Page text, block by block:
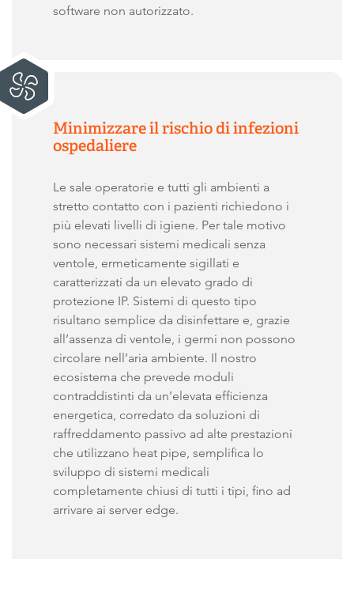
software non autorizzato.
Minimizzare il rischio di infezioni
ospedaliere
Le sale operatorie e tutti gli ambienti a
stretto contatto con i pazienti richiedono i
più elevati livelli di igiene. Per tale motivo
sono necessari sistemi medicali senza
ventole, ermeticamente sigillati e
caratterizzati da un elevato grado di
protezione IP. Sistemi di questo tipo
risultano semplice da disinfettare e, grazie
all’assenza di ventole, i germi non possono
circolare nell’aria ambiente. Il nostro
ecosistema che prevede moduli
contraddistinti da un’elevata efficienza
energetica, corredato da soluzioni di
raffreddamento passivo ad alte prestazioni
che utilizzano heat pipe, semplifica lo
sviluppo di sistemi medicali
completamente chiusi di tutti i tipi, fino ad
arrivare ai server edge.